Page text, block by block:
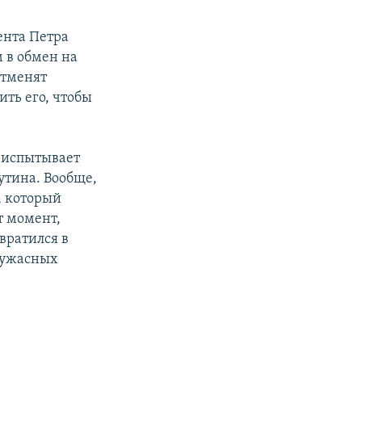
Петра
в обмен на
его, чтобы
Вообще,
который
момент,
в
ужасных